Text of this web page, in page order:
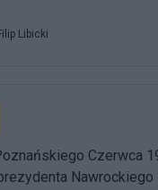
Libicki
Czerwca
Nawrockiego